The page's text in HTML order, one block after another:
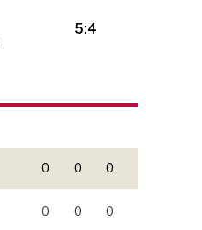
5:4
0 0 0
0 0 0